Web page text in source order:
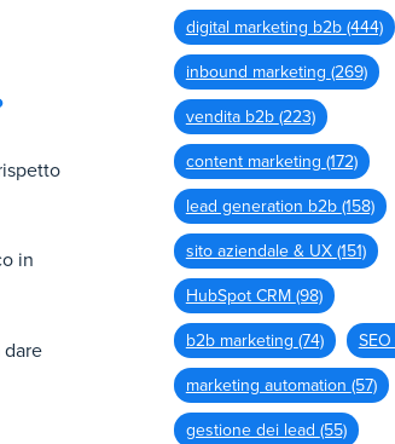
in
digital marketing b2b (444)
inbound marketing (269)
vendita b2b (223)
content marketing (172)
lead generation b2b (158)
sito aziendale & UX (151)
HubSpot CRM (98)
b2b marketing (74) SEO
marketing automation (57)
gestione dei lead (55)